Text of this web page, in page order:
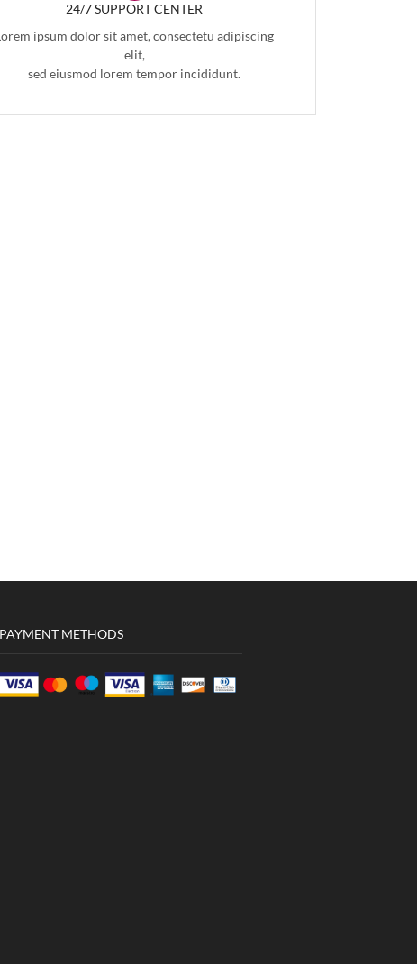
24/7 SUPPORT CENTER
ipsum dolor sit amet, consectetu adipiscing
elit,
sed eiusmod lorem tempor incididunt.
PAYMENT METHODS